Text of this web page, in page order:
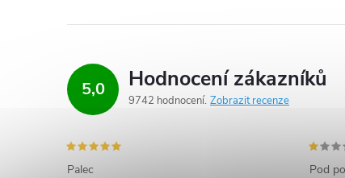
5,0 Hodnocení zákazníků
9742 hodnocení Zobrazit recenze
Palec
Pod